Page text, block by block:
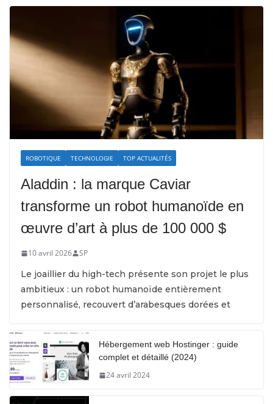
ROBOTIQUE TECHNOLOGIE TOP ACTUALITÉS
Aladdin : la marque Caviar
transforme un robot humanoïde en
œuvre d’art à plus de 100 000 $
10 avril 2026 SP
Le joaillier du high-tech présente son projet le plus
ambitieux : un robot humanoïde entièrement
personnalisé, recouvert d’arabesques dorées et
Hébergement web Hostinger : guide
complet et détaillé (2024)
24 avril 2024